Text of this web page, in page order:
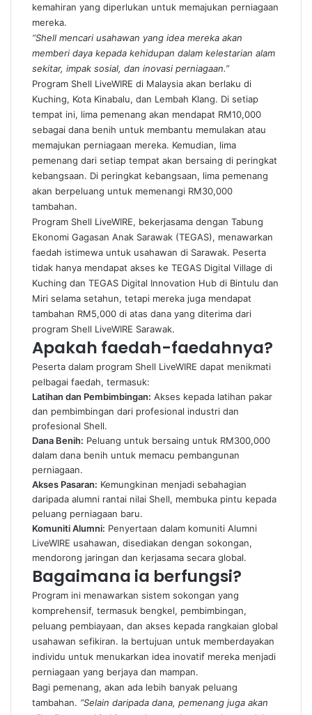
kemahiran yang diperlukan untuk memajukan perniagaan
mereka.
“Shell mencari usahawan yang idea mereka akan
memberi daya kepada kehidupan dalam kelestarian alam
sekitar, impak sosial, dan inovasi perniagaan.”
Program Shell LiveWIRE di Malaysia akan berlaku di
Kuching, Kota Kinabalu, dan Lembah Klang. Di setiap
tempat ini, lima pemenang akan mendapat RM10,000
sebagai dana benih untuk membantu memulakan atau
memajukan perniagaan mereka. Kemudian, lima
pemenang dari setiap tempat akan bersaing di peringkat
kebangsaan. Di peringkat kebangsaan, lima pemenang
akan berpeluang untuk memenangi RM30,000
tambahan.
Program Shell LiveWIRE, bekerjasama dengan Tabung
Ekonomi Gagasan Anak Sarawak (TEGAS), menawarkan
faedah istimewa untuk usahawan di Sarawak. Peserta
tidak hanya mendapat akses ke TEGAS Digital Village di
Kuching dan TEGAS Digital Innovation Hub di Bintulu dan
Miri selama setahun, tetapi mereka juga mendapat
tambahan RM5,000 di atas dana yang diterima dari
program Shell LiveWIRE Sarawak.
Apakah faedah-faedahnya?
Peserta dalam program Shell LiveWIRE dapat menikmati
pelbagai faedah, termasuk:
Latihan dan Pembimbingan: Akses kepada latihan pakar
dan pembimbingan dari profesional industri dan
profesional Shell.
Dana Benih: Peluang untuk bersaing untuk RM300,000
dalam dana benih untuk memacu pembangunan
perniagaan.
Akses Pasaran: Kemungkinan menjadi sebahagian
daripada alumni rantai nilai Shell, membuka pintu kepada
peluang perniagaan baru.
Komuniti Alumni: Penyertaan dalam komuniti Alumni
LiveWIRE usahawan, disediakan dengan sokongan,
mendorong jaringan dan kerjasama secara global.
Bagaimana ia berfungsi?
Program ini menawarkan sistem sokongan yang
komprehensif, termasuk bengkel, pembimbingan,
peluang pembiayaan, dan akses kepada rangkaian global
usahawan sefikiran. Ia bertujuan untuk memberdayakan
individu untuk menukarkan idea inovatif mereka menjadi
perniagaan yang berjaya dan mampan.
Bagi pemenang, akan ada lebih banyak peluang
tambahan. “Selain daripada dana, pemenang juga akan